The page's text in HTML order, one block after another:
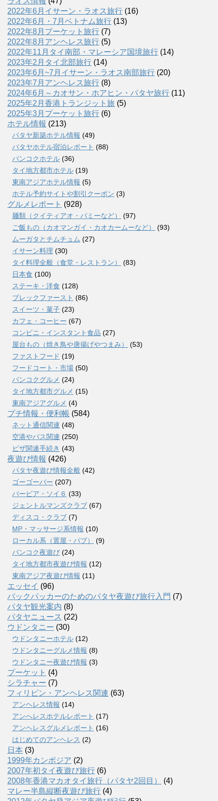
2022年6月イサーン・ラオス旅行 (16)
2022年6月・7月ベトナム旅行 (13)
2022年8月プーケット旅行 (7)
2022年8月アンヘレス旅行 (5)
2022年11月タイ南部・マレーシア国境旅行 (14)
2023年2月タイ北部旅行 (14)
2023年6月~7月イサーン・ラオス南部旅行 (20)
2023年7月アンヘレス旅行 (8)
2024年6月～カオサン・ホアヒン・パタヤ旅行 (11)
2025年2月香港トランジット旅 (5)
2025年3月プーケット旅行 (6)
ホテル情報 (213)
パタヤ新築ホテル情報 (49)
パタヤホテル宿泊レポート (88)
バンコクホテル (36)
タイ地方都市ホテル (19)
東南アジアホテル情報 (5)
ホテル予約サイトや割引クーポン (3)
グルメレポート (928)
麺類（クイティアオ・バミーなど）
(97)
ご飯もの（カオマンガイ・カオカームーなど）
(93)
ムーガタとチムチュム (27)
イサーン料理 (30)
タイ料理全般（食堂・レストラン）
(83)
日本食 (100)
ステーキ・洋食 (128)
ブレックファースト (86)
スイーツ・菓子 (23)
カフェ・コーヒー (67)
コンビニ・インスタント食品 (27)
屋台もの（焼き鳥や唐揚げやつまみ）
(53)
ファストフード (19)
フードコート・市場 (50)
バンコクグルメ (24)
タイ地方都市グルメ (15)
東南アジアグルメ (4)
プチ情報・便利帳 (584)
ネット通信関連 (48)
空港やバス関連 (250)
ビザ関連手続き (43)
夜遊び情報 (426)
パタヤ夜遊び情報全般 (42)
ゴーゴーバー (207)
バービア・ソイ６ (33)
ジェントルマンズクラブ (67)
ディスコ・クラブ (7)
MP・マッサージ系情報 (10)
ローカル系（置屋・パブ）
(9)
バンコク夜遊び (24)
タイ地方都市夜遊び情報 (12)
東南アジア夜遊び情報 (11)
エッセイ (96)
バックパッカーのためのパタヤ夜遊び旅行入門 (7)
パタヤ観光案内 (8)
パタヤニュース (22)
ウドンタニー (30)
ウドンタニーホテル (12)
ウドンタニーグルメ情報 (8)
ウドンタニー夜遊び情報 (3)
プーケット (4)
シラチャー (7)
フィリピン・アンヘレス関連 (63)
アンヘレス情報 (14)
アンへレスホテルレポート (17)
アンヘレスグルメレポート (16)
はじめてのアンヘレス (2)
日本 (3)
1999年カンボジア (2)
2007年初タイ夜遊び旅行 (6)
2008年香港マカオタイ旅行（パタヤ2回目）
(4)
マレー半島縦断夜遊び旅行 (4)